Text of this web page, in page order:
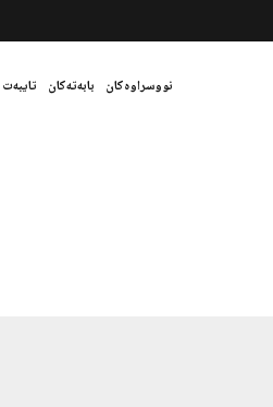
نووسراوەکان بابەتەکان تایبەت